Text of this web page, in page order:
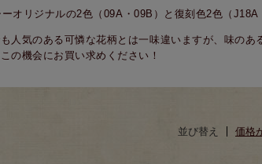
オリジナルの2色（09A・09B）と復刻色2色（J18A
人気のある可憐な花柄とは一味違いますが、味のあ
の機会にお買い求めください！
並び替え 価格